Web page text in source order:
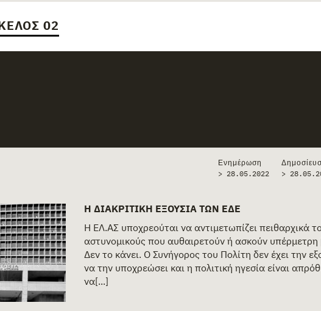
02
Ενημέρωση
> 28.05.2022
>
Η ΔΙΑΚΡΙΤΙΚΉ ΕΞΟΥΣΊΑ ΤΩΝ ΕΔΕ
Η ΕΛ.ΑΣ υποχρεούται να αντιμετωπίζει πειθαρχικά
αστυνομικούς που αυθαιρετούν ή ασκούν υπέρμετρη
Δεν το κάνει. Ο Συνήγορος του Πολίτη δεν έχει την
να την υποχρεώσει και η πολιτική ηγεσία είναι
να[...]